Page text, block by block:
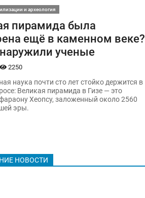
и археология
пирамида была
ещё в каменном веке?
ученые
2250
наука почти сто лет стойко держится в
Великая пирамида в Гизе — это
Хеопсу, заложенный около 2560
эры.
НОВОСТИ